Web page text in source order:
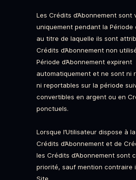
Les Crédits d’Abonnement sont
uniquement pendant la Période
au titre de laquelle ils sont
Crédits d’Abonnement non
Période d’Abonnement expirent
automatiquement et ne sont ni
ni reportables sur la période
convertibles en argent ou en
ponctuels.
Lorsque l’Utilisateur dispose à
Crédits d’Abonnement et de
les Crédits d’Abonnement sont
priorité, sauf mention contraire